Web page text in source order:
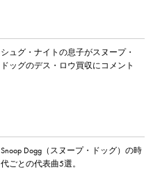
シュグ・ナイトの息子がスヌープ・
ドッグのデス・ロウ買収にコメント
Snoop Dogg（スヌープ・ドッグ）の時
代ごとの代表曲5選。